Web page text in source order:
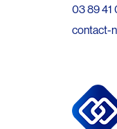
03 89 41
contact-